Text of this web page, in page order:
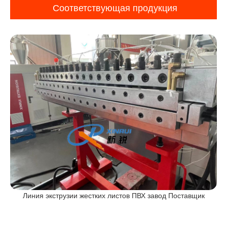
Соответствующая продукция
Линия экструзии жестких листов ПВХ завод Поставщик